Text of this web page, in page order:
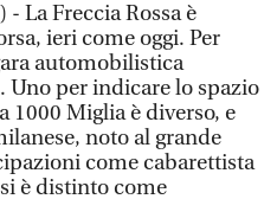
La Freccia Rossa è
ieri come oggi. Per
automobilistica
Uno per indicare lo spazio
1000 Miglia è diverso, e
noto al grande
come cabarettista
è distinto come